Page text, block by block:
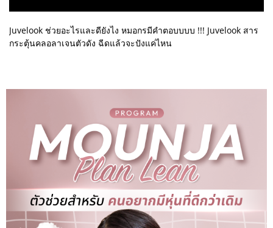
Juvelook ช่วยอะไรและดียังไง หมอกรมีคำตอบบบบ !!! Juvelook สาร
กระตุ้นคลอลาเจนตัวดัง ฉีดแล้วจะปังแค่ไหน